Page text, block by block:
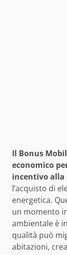
Il Bonus
economico
incentivo
l’acquisto di
energetica.
un momento
ambientale è
qualità può
abitazioni,